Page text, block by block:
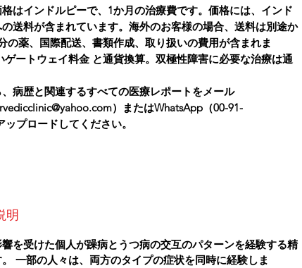
はインドルピーで、1か月の治療費です。価格には、インド
送料が含まれています。海外のお客様の場合、送料は別途か
の薬、国際配送、書類作成、取り扱いの費用が含まれま
ゲートウェイ料金 と通貨換算。双極性障害に必要な治療は通
病歴と関連するすべての医療レポートをメール
）またはWhatsApp（00-91-
ップロードしてください。
明
を受けた個人が躁病とうつ病の交互のパターンを経験する精
一部の人々は、両方のタイプの症状を同時に経験しま